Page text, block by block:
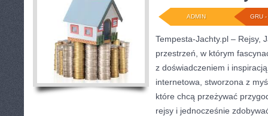
GRU
ADMIN
Tempesta-Jachty.pl – Rejsy,
przestrzeń, w którym
z doświadczeniem i
internetowa, stworzona z
które chcą przeżywać
rejsy i jednocześnie